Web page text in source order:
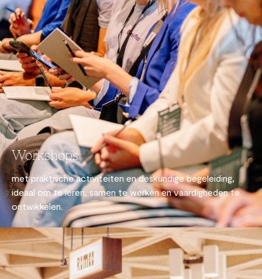
Workshops
met praktische activiteiten en deskundige begeleiding,
ideaal om te leren, samen te werken en vaardigheden te
ontwikkelen.